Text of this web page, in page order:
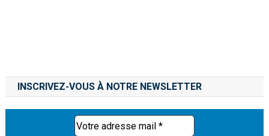
INSCRIVEZ-VOUS À NOTRE NEWSLETTER